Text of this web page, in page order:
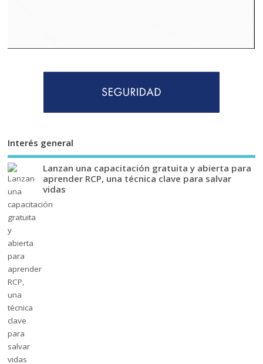
Interés general
Lanzan una capacitación gratuita y abierta para
aprender RCP, una técnica clave para salvar
vidas